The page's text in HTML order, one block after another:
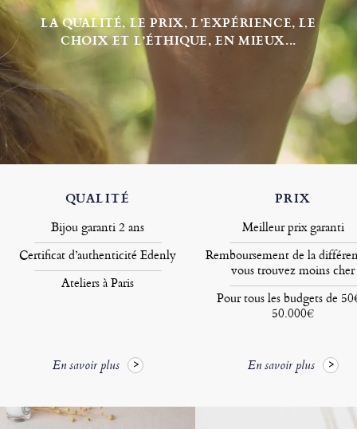
LA QUALITÉ, LE PRIX, L’EXPÉRIENCE, LE
CHOIX ET L’ÉTHIQUE, EN MIEUX...
QUALITÉ
Bijou garanti 2 ans
Certificat d’authenticité Edenly
Ateliers à Paris
En savoir plus
PRIX
Meilleur prix garanti
Remboursement de la
vous trouvez moins cher
Pour tous les budgets de
50.000€
En savoir plus